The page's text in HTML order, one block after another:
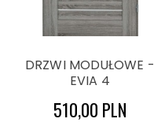
DRZWI MODUŁOWE -
EVIA 4
510,00 PLN